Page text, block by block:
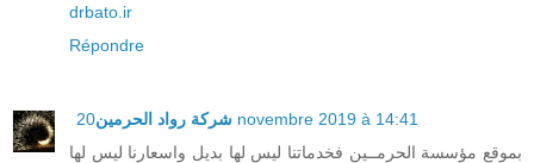
drbato.ir
Répondre
شركة رواد الحرمين 20 novembre 2019 à 14:41
بموقع مؤسسة الحرمــين فخدماتنا ليس لها بديل واسعارنا ليس لها